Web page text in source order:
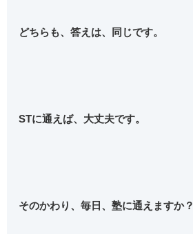
どちらも、答えは、同じです。
STに通えば、大丈夫です。
そのかわり、毎日、塾に通えますか？